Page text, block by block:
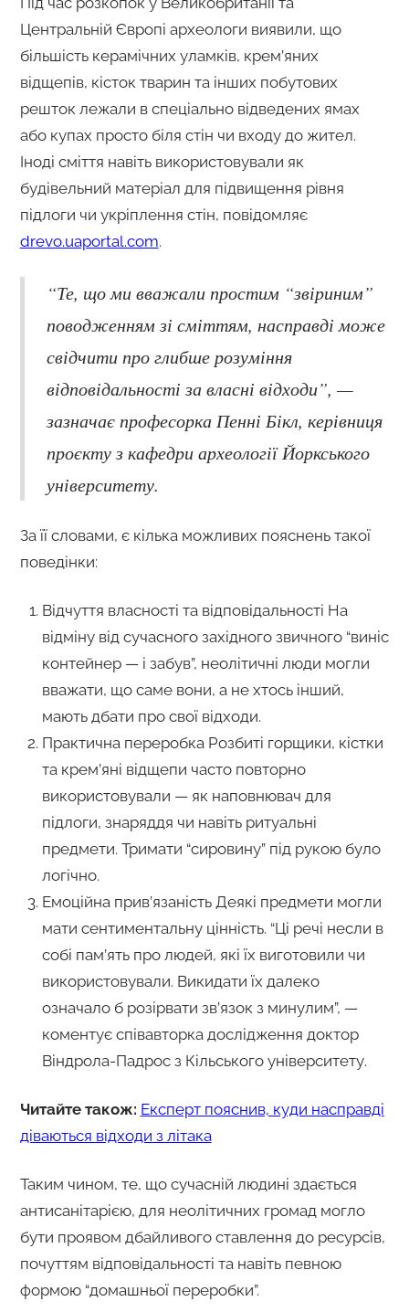
Центральній Європі археологи виявили, що
більшість керамічних уламків, крем’яних
відщепів, кісток тварин та інших побутових
решток лежали в спеціально відведених ямах
або купах просто біля стін чи входу до жител.
Іноді сміття навіть використовували як
будівельний матеріал для підвищення рівня
підлоги чи укріплення стін, повідомляє
drevo.uaportal.com.
“Те, що ми вважали простим “звіриним”
поводженням зі сміттям, насправді може
свідчити про глибше розуміння
відповідальності за власні відходи”, —
зазначає професорка Пенні Бікл, керівниця
проєкту з кафедри археології Йоркського
університету.
За її словами, є кілька можливих пояснень такої
поведінки:
Відчуття власності та відповідальності На
відміну від сучасного західного звичного “виніс
контейнер — і забув”, неолітичні люди могли
вважати, що саме вони, а не хтось інший,
мають дбати про свої відходи.
Практична переробка Розбиті горщики, кістки
та крем’яні відщепи часто повторно
використовували — як наповнювач для
підлоги, знаряддя чи навіть ритуальні
предмети. Тримати “сировину” під рукою було
логічно.
Емоційна прив’язаність Деякі предмети могли
мати сентиментальну цінність. “Ці речі несли в
собі пам’ять про людей, які їх виготовили чи
використовували. Викидати їх далеко
означало б розірвати зв’язок з минулим”, —
коментує співавторка дослідження доктор
Віндрола-Падрос з Кільського університету.
Читайте також: Експерт пояснив, куди насправді
діваються відходи з літака
Таким чином, те, що сучасній людині здається
антисанітарією, для неолітичних громад могло
бути проявом дбайливого ставлення до ресурсів,
почуттям відповідальності та навіть певною
формою “домашньої переробки”.